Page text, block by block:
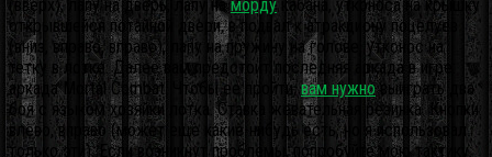
(вверх), лапу на дверь, лапу наморду кабана, утконоса на крышку
открывшейся потайной двери, в подвал к атракциону поцелуев
(вниз, вправо, вправо), лапу на пружину на голове, утконос на
тетку в лотке. Далее вам предстоит последняя аркада в игре:
аркада Mortal Combat. Чтобы ее пройти,вам нужновыиграть два
боя с языком хозяйки лотка. Ставка жевательная резинка. Кнопки:
влево, вправо (может еще какие-нибудь есть, но я использовал
только эти). Если возникнут проблемы, попробуйте мою тактику: